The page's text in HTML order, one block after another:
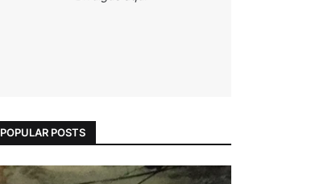
POPULAR POSTS